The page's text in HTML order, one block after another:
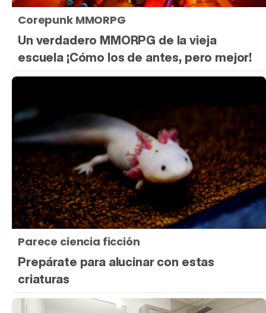
Corepunk MMORPG
Un verdadero MMORPG de la vieja
escuela ¡Cómo los de antes, pero mejor!
Parece ciencia ficción
Prepárate para alucinar con estas
criaturas